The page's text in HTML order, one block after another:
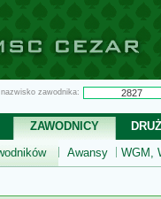
zawodnika:
ZAWODNICY
Awansy WGM,